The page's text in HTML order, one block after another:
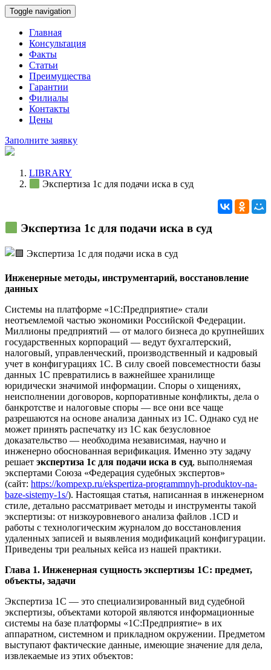
Toggle navigation
Главная
Консультация
Факты
Статьи
Преимущества
Гарантии
Филиалы
Контакты
Цены
Заполните заявку
LIBRARY
Экспертиза 1с для подачи иска в суд
Экспертиза 1с для подачи иска в суд
Инженерные методы, инструментарий, восстановление
данных
Системы на платформе «1С:Предприятие» стали
неотъемлемой частью экономики Российской Федерации.
Миллионы предприятий — от малого бизнеса до крупнейших
государственных корпораций — ведут бухгалтерский,
налоговый, управленческий, производственный и кадровый
учет в конфигурациях 1С. В силу своей повсеместности базы
данных 1С превратились в важнейшее хранилище
юридически значимой информации. Споры о хищениях,
неисполнении договоров, корпоративные конфликты, дела о
банкротстве и налоговые споры — все они все чаще
разрешаются на основе анализа данных из 1С. Однако суд не
может принять распечатку из 1С как безусловное
доказательство — необходима независимая, научно и
инженерно обоснованная верификация. Именно эту задачу
решает экспертиза 1с для подачи иска в суд, выполняемая
экспертами Союза «Федерация судебных экспертов»
(сайт: https://kompexp.ru/ekspertiza-programmnyh-produktov-na-
baze-sistemy-1s/). Настоящая статья, написанная в инженерном
стиле, детально рассматривает методы и инструменты такой
экспертизы: от низкоуровневого анализа файлов .1CD и
работы с технологическим журналом до восстановления
удаленных записей и выявления модификаций конфигурации.
Приведены три реальных кейса из нашей практики.
Глава 1. Инженерная сущность экспертизы 1С: предмет,
объекты, задачи
Экспертиза 1С — это специализированный вид судебной
экспертизы, объектами которой являются информационные
системы на базе платформы «1С:Предприятие» в их
аппаратном, системном и прикладном окружении. Предметом
выступают фактические данные, имеющие значение для дела,
извлекаемые из этих объектов: